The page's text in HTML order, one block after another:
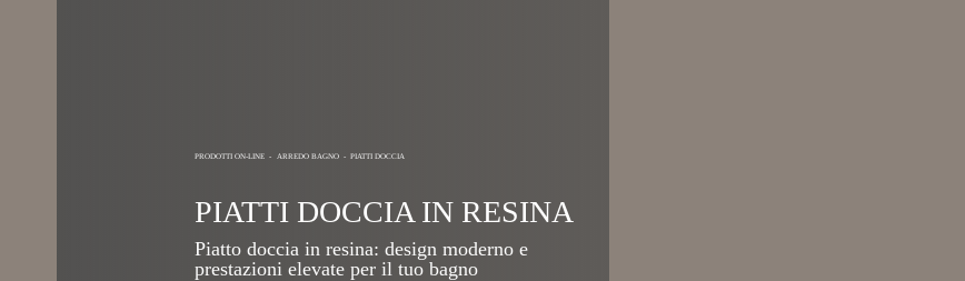
PRODOTTI ON-LINE - ARREDO BAGNO - PIATTI DOCCIA
PIATTI DOCCIA IN RESINA
Piatto doccia in resina: design moderno e
prestazioni elevate per il tuo bagno